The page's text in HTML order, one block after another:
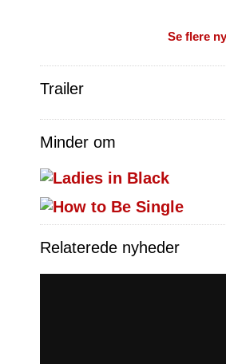
Se flere
Trailer
Minder om
Relaterede nyheder